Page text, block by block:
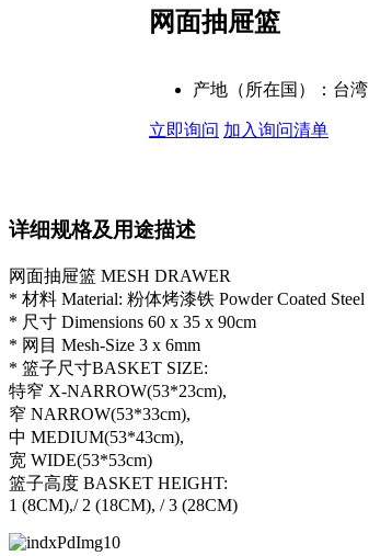
网面抽屉篮
产地（所在国）： 台湾
立即询问 加入询问清单
详细规格及用途描述
网面抽屉篮 MESH DRAWER
* 材料 Material: 粉体烤漆铁 Powder Coated Steel
* 尺寸 Dimensions 60 x 35 x 90cm
* 网目 Mesh-Size 3 x 6mm
* 篮子尺寸BASKET SIZE:
特窄 X-NARROW(53*23cm),
窄 NARROW(53*33cm),
中 MEDIUM(53*43cm),
宽 WIDE(53*53cm)
篮子高度 BASKET HEIGHT:
1 (8CM),/ 2 (18CM), / 3 (28CM)